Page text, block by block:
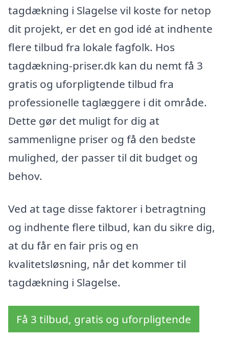
tagdækning i Slagelse vil koste for netop
dit projekt, er det en god idé at indhente
flere tilbud fra lokale fagfolk. Hos
tagdækning-priser.dk kan du nemt få 3
gratis og uforpligtende tilbud fra
professionelle taglæggere i dit område.
Dette gør det muligt for dig at
sammenligne priser og få den bedste
mulighed, der passer til dit budget og
behov.
Ved at tage disse faktorer i betragtning
og indhente flere tilbud, kan du sikre dig,
at du får en fair pris og en
kvalitetsløsning, når det kommer til
tagdækning i Slagelse.
Få 3 tilbud, gratis og uforpligtende